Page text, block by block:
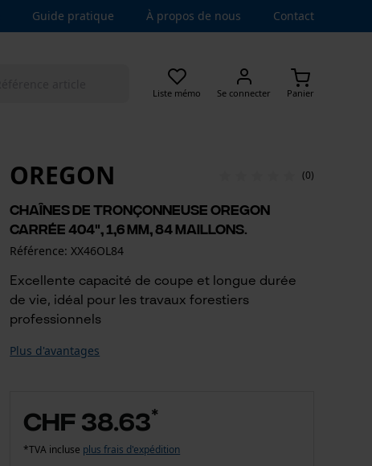
Guide pratique À propos de nous Contact
Liste mémo Se connecter Panier
OREGON (0)
Chaînes de tronçonneuse Oregon
carrée 404", 1,6 mm, 84 maillons.
Référence: XX46OL84
Excellente capacité de coupe et longue durée
de vie, idéal pour les travaux forestiers
professionnels
Plus d'avantages
CHF 38.63*
*TVA incluse plus frais d'expédition